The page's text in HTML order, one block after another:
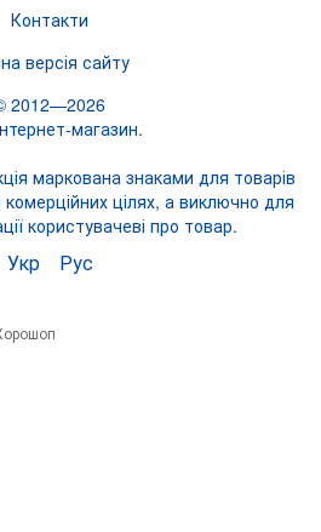
Контакти
версія сайту
2012—2026
магазин.
маркована знаками для товарів
цілях, а виключно для
користувачеві про товар.
Укр Рус